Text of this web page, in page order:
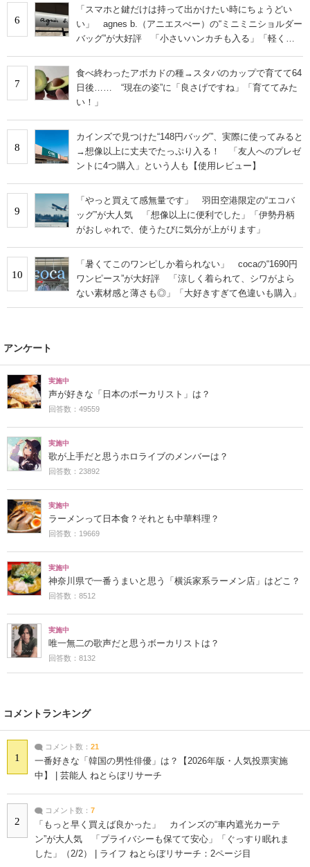
6
「スマホと鍵だけは持って出かけたい時にちょうどい
い」 agnes b.（アニエスべー）の“ミニミニショルダー
バッグ”が大好評 「小さいハンカチも入る」「軽くて
7
食べ終わったアボカドの種→スタバのカップで育てて64
日後…… “現在の姿”に「良さげですね」「育ててみた
い！」
8
カインズで見つけた“148円バッグ”、実際に使ってみると
→想像以上に丈夫でたっぷり入る！ 「友人へのプレゼ
ントに4つ購入」という人も【使用レビュー】
9
「やっと買えて感無量です」 羽田空港限定の“エコバ
ッグ”が大人気 「想像以上に便利でした」「伊勢丹柄
がおしゃれで、使うたびに気分が上がります」
10
「暑くてこのワンピしか着られない」 cocaの“1690円
ワンピース”が大好評 「涼しく着られて、シワがよら
ない素材感と薄さも◎」「大好きすぎて色違いも購入」
アンケート
実施中
声が好きな「日本のボーカリスト」は？
回答数：49559
実施中
歌が上手だと思うホロライブのメンバーは？
回答数：23892
実施中
ラーメンって日本食？それとも中華料理？
回答数：19669
実施中
神奈川県で一番うまいと思う「横浜家系ラーメン店」はどこ？
回答数：8512
実施中
唯一無二の歌声だと思うボーカリストは？
回答数：8132
コメントランキング
1
コメント数： 21
一番好きな「韓国の男性俳優」は？【2026年版・人気投票実施
中】 | 芸能人 ねとらぼリサーチ
2
コメント数： 7
「もっと早く買えば良かった」 カインズの“車内遮光カーテ
ン”が大人気 「プライバシーも保てて安心」「ぐっすり眠れま
した」（2/2） | ライフ ねとらぼリサーチ：2ページ目